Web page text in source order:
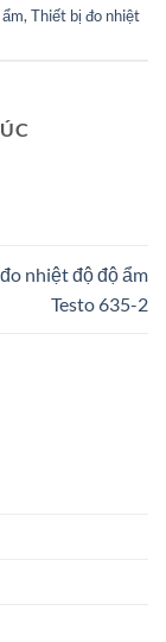
, Thiết bị đo nhiệt
nhiệt độ độ ẩm
Testo 635-2